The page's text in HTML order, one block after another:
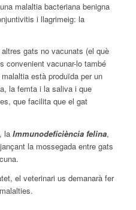
malaltia bacteriana benigna
i llagrimeig: la
gats no vacunats (el què
convenient vacunar-lo també
està produïda per un
la femta i la saliva i que
que facilita que el gat
la Immunodeficiència felina,
la mossegada entre gats
el veterinari us demanarà fer